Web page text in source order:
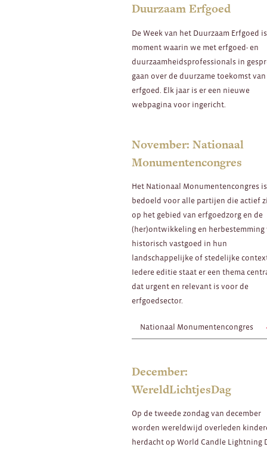
Duurzaam Erfgoed
De Week van het Duurzaam Erfgoed
moment waarin we met erfgoed- en
duurzaamheidsprofessionals in
gaan over de duurzame toekomst
erfgoed. Elk jaar is er een nieuwe
webpagina voor ingericht.
November: Nationaal
Monumentencongres
Het Nationaal Monumentencongres is
bedoeld voor alle partijen die actief
op het gebied van erfgoedzorg en de
(her)ontwikkeling en herbestemming
historisch vastgoed in hun
landschappelijke of stedelijke
Iedere editie staat er een thema
dat urgent en relevant is voor de
erfgoedsector.
Nationaal Monumentencongres
December:
WereldLichtjesDag
Op de tweede zondag van december
worden wereldwijd overleden
herdacht op World Candle Lightning